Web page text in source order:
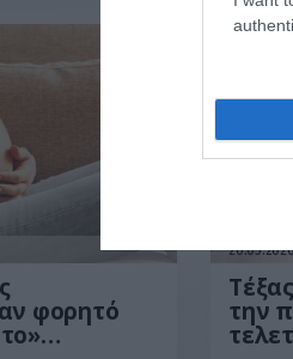
φορητό την